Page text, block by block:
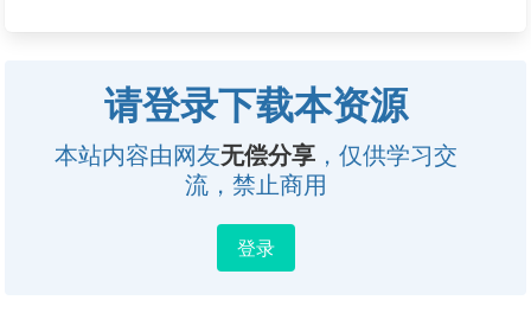
请登录下载本资源
本站内容由网友无偿分享 ，仅供学习交
流，禁止商用
登录